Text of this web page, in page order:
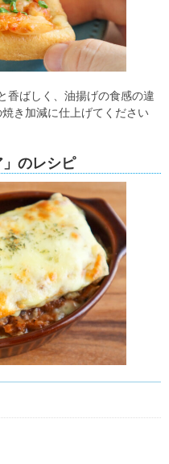
香ばしく、油揚げの食感の違
き加減に仕上げてください
」のレシピ